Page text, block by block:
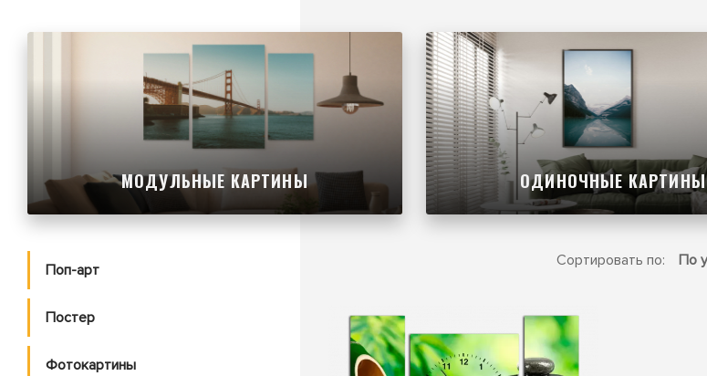
МОДУЛЬНЫЕ КАРТИНЫ ОДИНОЧНЫЕ КАРТИНЫ
Поп-арт
Постер
Фотокартины
Сортировать по: